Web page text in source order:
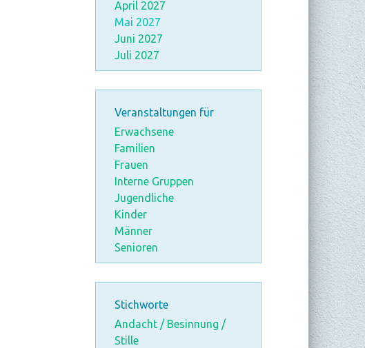
April 2027
Mai 2027
Juni 2027
Juli 2027
Veranstaltungen für
Erwachsene
Familien
Frauen
Interne Gruppen
Jugendliche
Kinder
Männer
Senioren
Stichworte
Andacht / Besinnung /
Stille